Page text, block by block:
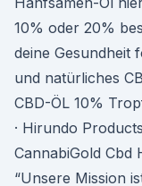
10% oder 20%
deine Gesundheit
und natürliches
CBD-ÖL 10%
· Hirundo
CannabiGold Cbd
“Unsere Mission